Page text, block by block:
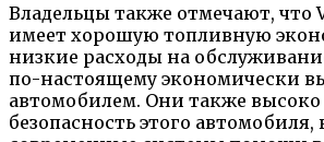
Владельцы также отмечают, что
имеет хорошую топливную
низкие расходы на
по-настоящему экономически
автомобилем. Они также высоко
безопасность этого